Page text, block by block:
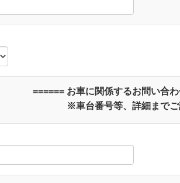
====== お車に関係するお問い合
※車台番号等、詳細までご